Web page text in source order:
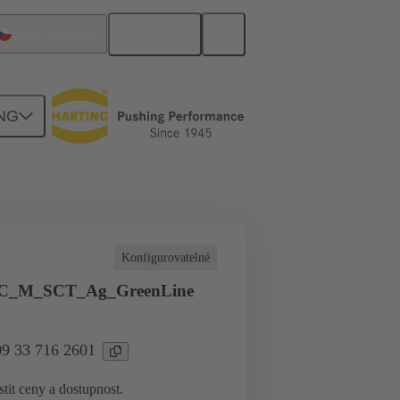
aplikace Proud do 16 A
Konfigurovatelné
33 716 2601
ceny a dostupnost.